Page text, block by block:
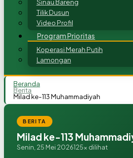
Sinau Bareng
Tilik Dusun
Video Profil
Program Prioritas
Koperasi Merah Putih
Lamongan
Beranda
Berita
Milad ke-113 Muhammadiyah
BERITA
Milad ke-113
Senin, 25 Mei 2026125x dilihat